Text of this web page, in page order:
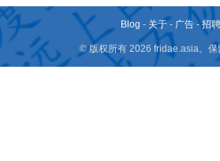
Blog - 关于 - 广告 -招
© 版权所有 2026 fridae.asia。